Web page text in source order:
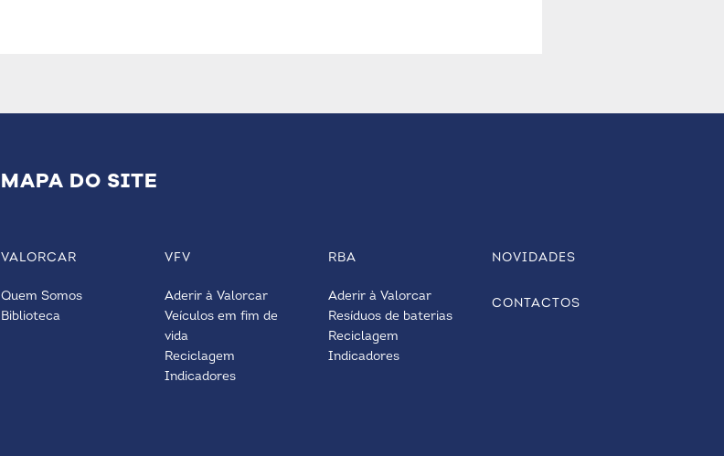
MAPA DO SITE
VALORCAR
Quem Somos
Biblioteca
VFV
Aderir à Valorcar
Veículos em fim de
vida
Reciclagem
Indicadores
RBA
Aderir à Valorcar
Resíduos de baterias
Reciclagem
Indicadores
NOVIDADES
CONTACTOS